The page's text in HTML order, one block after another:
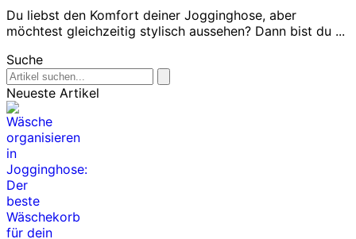
Du liebst den Komfort deiner Jogginghose, aber
möchtest gleichzeitig stylisch aussehen? Dann bist du ...
Suche
Neueste Artikel